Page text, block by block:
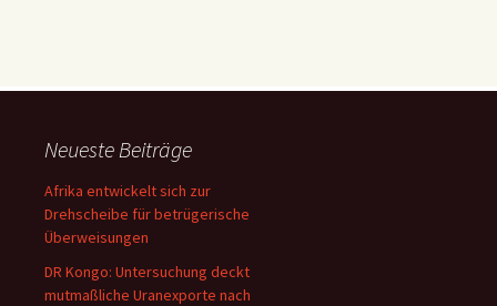
Neueste Beiträge
Afrika entwickelt sich zur
Drehscheibe für betrügerische
Überweisungen
DR Kongo: Untersuchung deckt
mutmaßliche Uranexporte nach